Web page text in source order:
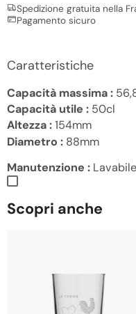
Spedizione gratuita nella
Pagamento sicuro
Caratteristiche
Capacità massima :
Capacità utile : 50cl
Altezza :154mm
Diametro : 88mm
Manutenzione :
Scopri anche